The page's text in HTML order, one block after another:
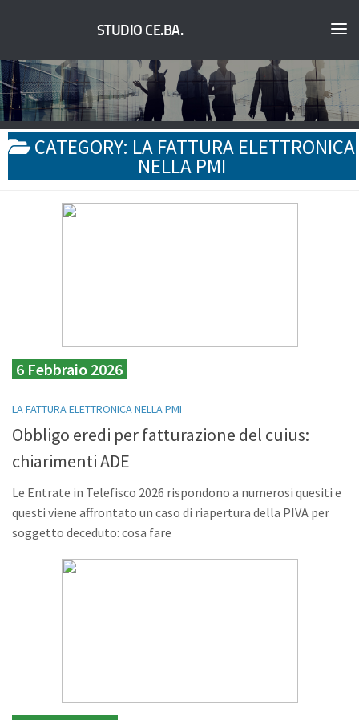
STUDIO CE.BA.
CATEGORY: LA FATTURA ELETTRONICA
NELLA PMI
6 Febbraio 2026
LA FATTURA ELETTRONICA NELLA PMI
Obbligo eredi per fatturazione del cuius:
chiarimenti ADE
Le Entrate in Telefisco 2026 rispondono a numerosi quesiti e
questi viene affrontato un caso di riapertura della PIVA per
soggetto deceduto: cosa fare